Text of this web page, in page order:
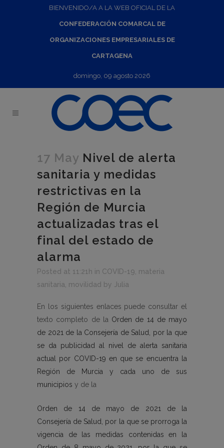
BIENVENIDO/A A LA WEB OFICIAL DE LA
CONFEDERACIÓN COMARCAL DE
ORGANIZACIONES EMPRESARIALES DE
CARTAGENA
domingo, 09 agosto 2026
17 May Nivel de alerta
sanitaria y medidas
restrictivas en la
Región de Murcia
actualizadas tras el
final del estado de
alarma
Posted at 11:21h in COVID-19 materia
sanitaria movilidad by Julia
En los siguientes enlaces puede consultar el
texto completo de la Orden de 14 de mayo
de 2021 de la Consejería de Salud, por la que
se da publicidad al nivel de alerta sanitaria
actual por COVID-19 en que se encuentra la
Región de Murcia y cada uno de sus
municipios y de la
Orden de 14 de mayo de 2021 de la
Consejería de Salud, por la que se prorroga la
vigencia de las medidas contenidas en la